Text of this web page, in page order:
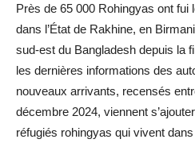
Près de 65 000 Rohingyas ont fui
dans l’État de Rakhine, en
sud-est du Bangladesh depuis la
les dernières informations des
nouveaux arrivants, recensés
décembre 2024, viennent
réfugiés rohingyas qui vivent